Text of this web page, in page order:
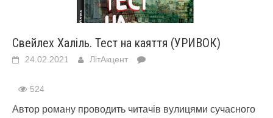
Свейлех Халіль. Тест на каяття (УРИВОК)
24.02.2021 ЛітАкцент
524
Автор роману проводить читачів вулицями сучасного